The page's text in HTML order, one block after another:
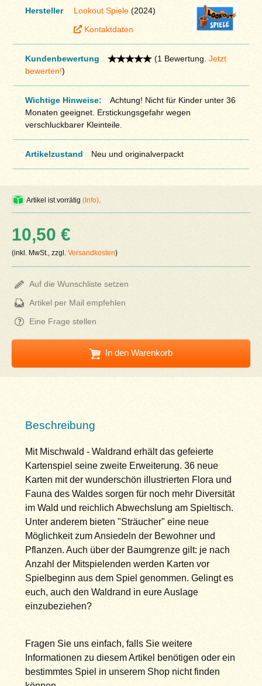
Hersteller Lookout Spiele(2024)
Kontaktdaten
Kundenbewertung (1 Bewertung. Jetzt
bewerten!)
Wichtige Hinweise:
Achtung! Nicht für Kinder unter 36
Monaten geeignet. Erstickungsgefahr wegen
verschluckbarer Kleinteile.
Artikelzustand Neu und originalverpackt
Artikel ist vorrätig(Info)
10,50 €
(inkl. MwSt., zzgl.Versandkosten)
Auf die Wunschliste setzen
Artikel per Mail empfehlen
Eine Frage stellen
In den Warenkorb
Beschreibung
Mit Mischwald - Waldrand erhält das gefeierte
Kartenspiel seine zweite Erweiterung. 36 neue
Karten mit der wunderschön illustrierten Flora und
Fauna des Waldes sorgen für noch mehr Diversität
im Wald und reichlich Abwechslung am Spieltisch.
Unter anderem bieten "Sträucher" eine neue
Möglichkeit zum Ansiedeln der Bewohner und
Pflanzen. Auch über der Baumgrenze gilt: je nach
Anzahl der Mitspielenden werden Karten vor
Spielbeginn aus dem Spiel genommen. Gelingt es
euch, auch den Waldrand in eure Auslage
einzubeziehen?
Fragen Sie uns einfach, falls Sie weitere
Informationen zu diesem Artikel benötigen oder ein
bestimmtes Spiel in unserem Shop nicht finden